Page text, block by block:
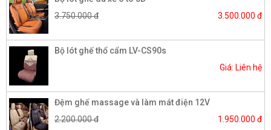
3.750.000 đ
3.500.000 đ
Bộ lót ghế thổ cẩm LV-CS90s
Giá: Liên hệ
Đệm ghế massage và làm mát điện 12V
2.200.000 đ
1.950.000 đ